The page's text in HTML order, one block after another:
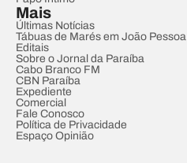
Mais
Últimas Notícias
Tábuas de Marés em João Pessoa
Editais
Sobre o Jornal da Paraíba
Cabo Branco FM
CBN Paraíba
Expediente
Comercial
Fale Conosco
Política de Privacidade
Espaço Opinião